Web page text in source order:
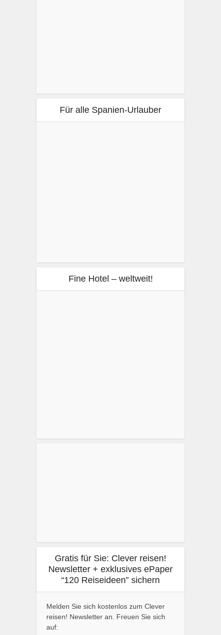
Für alle Spanien-Urlauber
Fine Hotel – weltweit!
Gratis für Sie: Clever reisen!
Newsletter + exklusives ePaper
“120 Reiseideen” sichern
Melden Sie sich kostenlos zum Clever
reisen! Newsletter an. Freuen Sie sich
auf: